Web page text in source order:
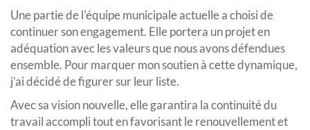
Une partie de l'équipe municipale actuelle a choisi de
continuer son engagement. Elle portera un projet en
adéquation avec les valeurs que nous avons défendues
ensemble. Pour marquer mon soutien à cette dynamique,
j’ai décidé de figurer sur leur liste.
Avec sa vision nouvelle, elle garantira la continuité du
travail accompli tout en favorisant le renouvellement et